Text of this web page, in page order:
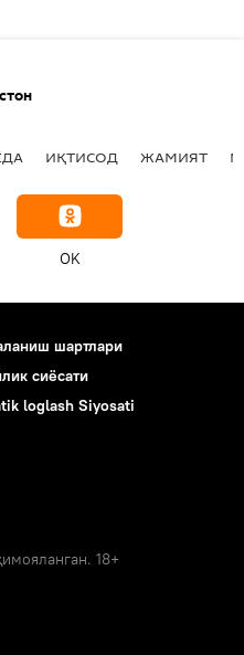
ИҚТИСОД ЖАМИЯТ
OK
шартлари
сиёсати
loglash Siyosati
18+